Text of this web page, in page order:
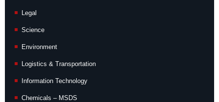
Legal
Science
Environment
Logistics & Transportation
Information Technology
Chemicals – MSDS